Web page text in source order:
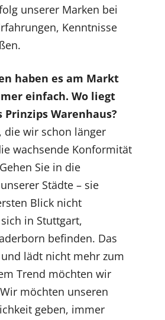
unserer Marken bei
Kenntnisse
haben es am Markt
einfach. Wo liegt
Prinzips Warenhaus?
die wir schon länger
wachsende Konformität
Sie in die
Städte – sie
Blick nicht
in Stuttgart,
befinden. Das
lädt nicht mehr zum
Trend möchten wir
möchten unseren
geben, immer